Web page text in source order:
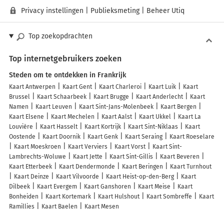
Privacy instellingen Publieksmeting| Beheer Utiq
Top zoekopdrachten
Top internetgebruikers zoeken
Steden om te ontdekken in Frankrijk
Kaart Antwerpen Kaart Gent Kaart Charleroi Kaart Luik
Kaart
Brussel
Kaart Schaarbeek Kaart Brugge Kaart Anderlecht
Kaart
Namen
Kaart Leuven Kaart Sint-Jans-Molenbeek
Kaart Bergen
Kaart Elsene
Kaart Mechelen Kaart Aalst Kaart Ukkel
Kaart La
Louvière
Kaart Hasselt Kaart Kortrijk Kaart Sint-Niklaas
Kaart
Oostende
Kaart Doornik Kaart Genk Kaart Seraing
Kaart Roeselare
Kaart Moeskroen
Kaart Verviers Kaart Vorst
Kaart Sint-
Lambrechts-Woluwe
Kaart Jette Kaart Sint-Gillis
Kaart Beveren
Kaart Etterbeek
Kaart Dendermonde Kaart Beringen
Kaart Turnhout
Kaart Deinze
Kaart Vilvoorde Kaart Heist-op-den-Berg
Kaart
Dilbeek
Kaart Evergem Kaart Ganshoren Kaart Meise
Kaart
Bonheiden
Kaart Kortemark Kaart Hulshout Kaart Sombreffe
Kaart
Ramillies
Kaart Baelen Kaart Mesen